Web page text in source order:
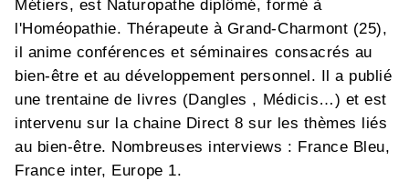
Métiers, est Naturopathe diplômé, formé à
l'Homéopathie. Thérapeute à Grand-Charmont (25),
il anime conférences et séminaires consacrés au
bien-être et au développement personnel. Il a publié
une trentaine de livres (Dangles , Médicis…) et est
intervenu sur la chaine Direct 8 sur les thèmes liés
au bien-être. Nombreuses interviews : France Bleu,
France inter, Europe 1.